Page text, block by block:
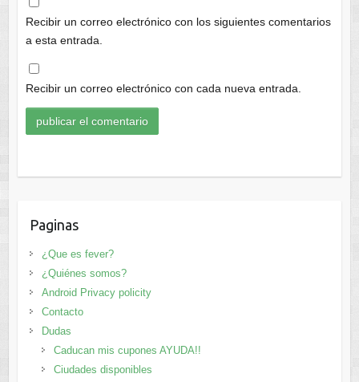
Recibir un correo electrónico con los siguientes comentarios
a esta entrada.
Recibir un correo electrónico con cada nueva entrada.
Paginas
¿Que es fever?
¿Quiénes somos?
Android Privacy policity
Contacto
Dudas
Caducan mis cupones AYUDA!!
Ciudades disponibles